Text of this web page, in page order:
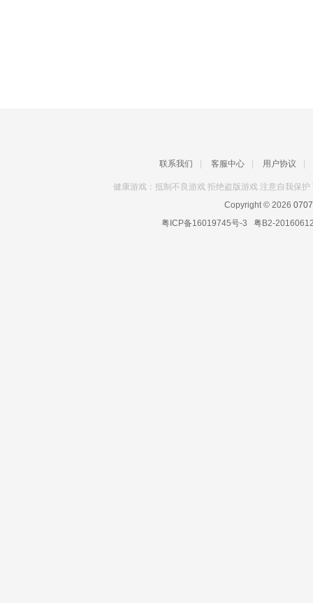
联系我们 客服中心 用户协议
健康游戏：抵制不良游戏 拒绝盗版游戏 注意自我保
Copyright © 2026
粤ICP备16019745号-3 粤B2-